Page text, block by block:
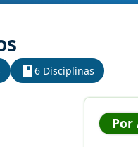
6 Disciplinas
Por